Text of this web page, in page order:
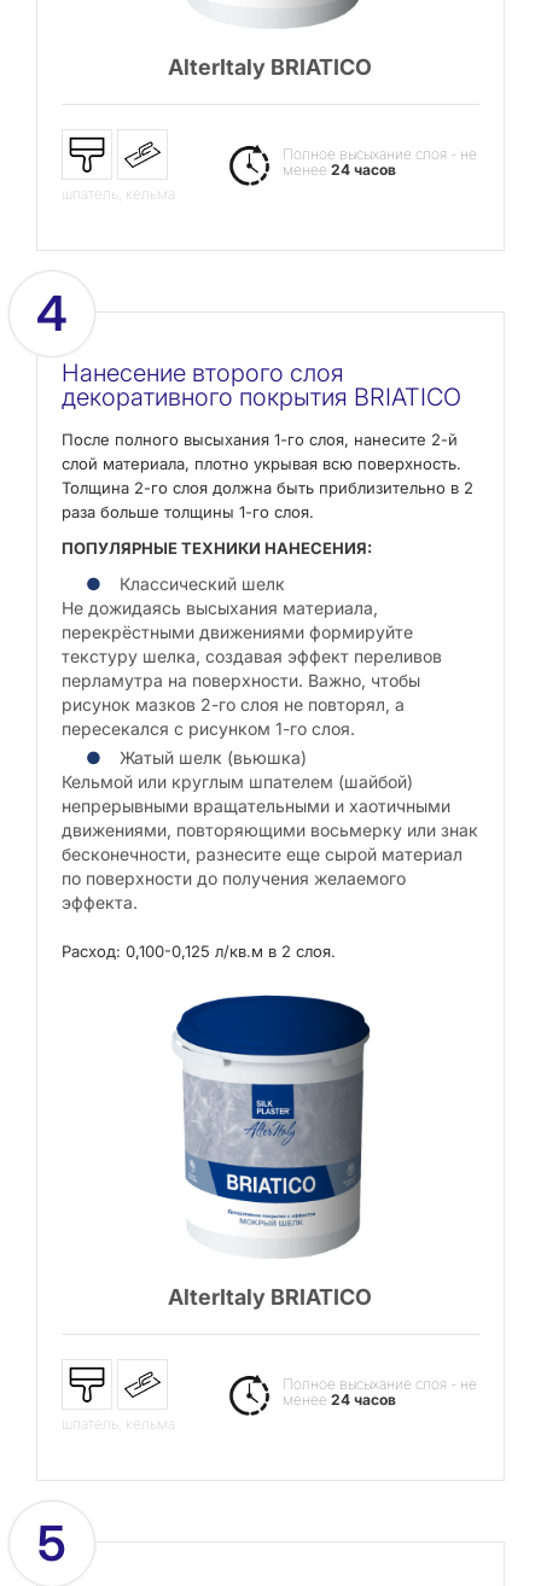
AlterItaly BRIATICO
шпатель, кельма
Полное высыхание слоя - не
менее24 часов
4
Нанесение второго слоя
декоративного покрытия BRIATICO
После полного высыхания 1-го слоя, нанесите 2-й
слой материала, плотно укрывая всю поверхность.
Толщина 2-го слоя должна быть приблизительно в 2
раза больше толщины 1-го слоя.
ПОПУЛЯРНЫЕ ТЕХНИКИ НАНЕСЕНИЯ:
Классический шелк
Не дожидаясь высыхания материала,
перекрёстными движениями формируйте
текстуру шелка, создавая эффект переливов
перламутра на поверхности. Важно, чтобы
рисунок мазков 2-го слоя не повторял, а
пересекался с рисунком 1-го слоя.
Жатый шелк (вьюшка)
Кельмой или круглым шпателем (шайбой)
непрерывными вращательными и хаотичными
движениями, повторяющими восьмерку или знак
бесконечности, разнесите еще сырой материал
по поверхности до получения желаемого
эффекта.
Расход: 0,100-0,125 л/кв.м в 2 слоя.
AlterItaly BRIATICO
шпатель, кельма
Полное высыхание слоя - не
менее24 часов
5